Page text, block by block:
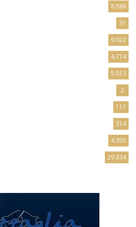
8.588
31
9.022
4.774
5.013
2
117
314
4.355
29.334